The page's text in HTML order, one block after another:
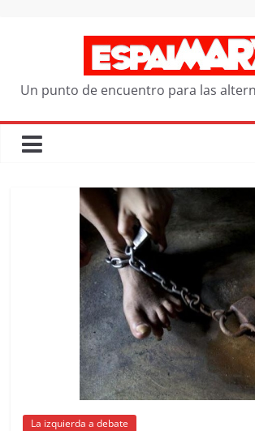
Un punto de encuentro para las
La izquierda a debate